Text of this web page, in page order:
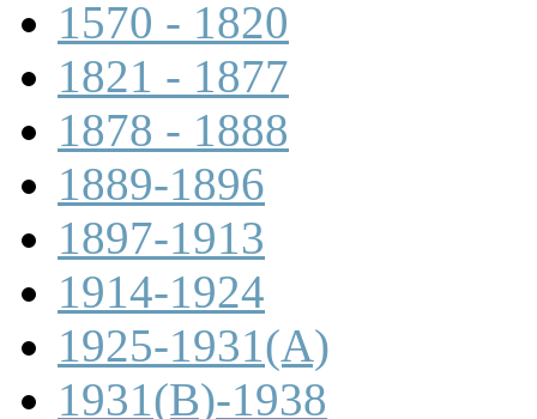
1570 - 1820
1821 - 1877
1878 - 1888
1889-1896
1897-1913
1914-1924
1925-1931(A)
1931(B)-1938